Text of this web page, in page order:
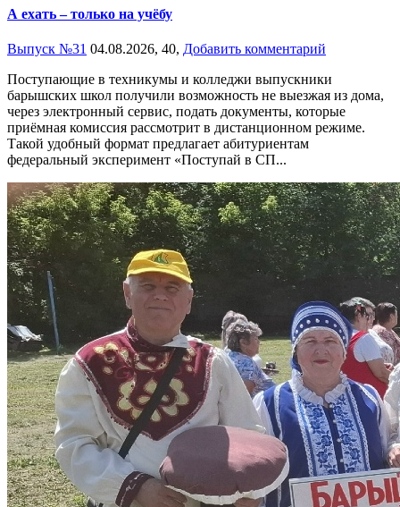
А ехать – только на учёбу
Выпуск №31 04.08.2026, 40, Добавить комментарий
Поступающие в техникумы и колледжи выпускники
барышских школ получили возможность не выезжая из дома,
через электронный сервис, подать документы, которые
приёмная комиссия рассмотрит в дистанционном режиме.
Такой удобный формат предлагает абитуриентам
федеральный эксперимент «Поступай в СП...